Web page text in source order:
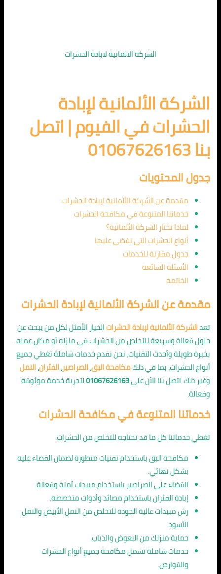
الشركة الالمانية لابادة الحشرات
الشركة الألمانية لإبادة
الحشرات في الفيوم | اتصل
بنا 01067626163
جدول المحتويات
مقدمة عن الشركة الألمانية لإبادة الحشرات
خدماتنا المتنوعة في مكافحة الحشرات
لماذا تختار الشركة الألمانية؟
أنواع الحشرات التي نقضي عليها
جدول مقارنة للخدمات
الأسئلة الشائعة
الخاتمة
مقدمة عن الشركة الألمانية لإبادة الحشرات
تعدالشركة الألمانية لإبادة الحشراتالخيار الأمثل لكل من يبحث عن
حلول فعالة وسريعة للتخلص من الحشرات في منزله أو مكان عمله.
بخبرة طويلة وأحدث التقنيات، نحن نقدم خدمات شاملة تغطي جميع
أنواع الحشرات، بما في ذلكمكافحة البق،الصراصير،الفئران،النمل
وغير ذلك. اتصل بنا الآن على01067626163لتجربة خدمة موثوقة
وفعالة.
خدماتنا المتنوعة في مكافحة الحشرات
تغطي خدماتنا كل ما قد تحتاجه للتخلص من الحشرات:
مكافحة البق باستخدام تقنيات متطورة لضمان القضاء عليه
بشكل نهائي.
القضاء على الصراصير باستخدام مبيدات آمنة وفعالة.
إبادة الفئران باستخدام مصائد وأدوات متخصصة.
رش مبيدات عالية الجودة للتخلص من النمل الأبيض والنمل
الأسود.
حماية منزلك من البعوض والذباب.
خدمات شاملة تشمل مكافحة جميع أنواع الحشرات
والقوارض.